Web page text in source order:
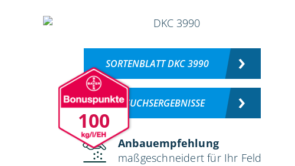
100
SORTENBLATT DKC 3990
VERSUCHSERGEBNISSE
Anbauempfehlung
maßgeschneidert für Ihr Feld